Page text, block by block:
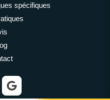
spécifiques